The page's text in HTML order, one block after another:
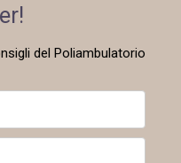
del Poliambulatorio